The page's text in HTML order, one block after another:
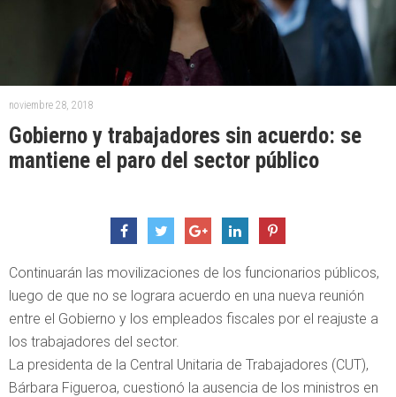
noviembre 28, 2018
Gobierno y trabajadores sin acuerdo: se
mantiene el paro del sector público
Continuarán las movilizaciones de los funcionarios públicos,
luego de que no se lograra acuerdo en una nueva reunión
entre el Gobierno y los empleados fiscales por el reajuste a
los trabajadores del sector.
La presidenta de la Central Unitaria de Trabajadores (CUT),
Bárbara Figueroa, cuestionó la ausencia de los ministros en